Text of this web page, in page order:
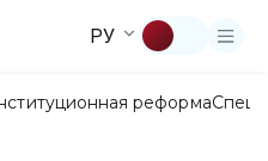
РУ
реформа